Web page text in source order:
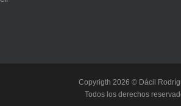
Copyrigth 2026 © Dácil
Todos los derechos